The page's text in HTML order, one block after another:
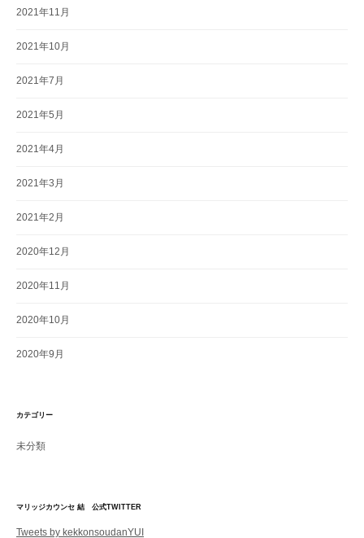
2021年11月
2021年10月
2021年7月
2021年5月
2021年4月
2021年3月
2021年2月
2020年12月
2020年11月
2020年10月
2020年9月
カテゴリー
未分類
マリッジカウンセ 結 公式TWITTER
Tweets by kekkonsoudanYUI